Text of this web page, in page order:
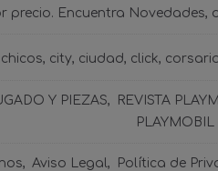
precio. Encuentra
chicos city ciudad click
Y PIEZAS REVISTA
PLAYMOBIL
Aviso Legal Política de